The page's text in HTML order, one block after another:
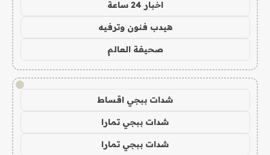
اخبار 24 ساعة
هيدب فنون وترفيه
صحيفة العالم
!
شدات ببجي اقساط
شدات ببجي تمارا
شدات ببجي تمارا